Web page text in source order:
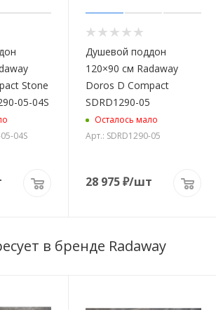
Stone
05-04S
04S
Душевой поддон
120×90 см Radaway
Doros D Compact
SDRD1290-05
Осталось мало
Арт.: SDRD1290-05
28 975₽/шт
в бренде Radaway